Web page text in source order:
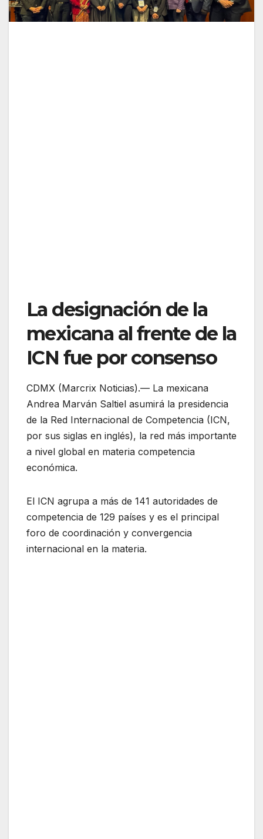
La designación de la
mexicana al frente de la
ICN fue por consenso
CDMX (Marcrix Noticias).— La mexicana
Andrea Marván Saltiel asumirá la presidencia
de la Red Internacional de Competencia (ICN,
por sus siglas en inglés), la red más importante
a nivel global en materia competencia
económica.
El ICN agrupa a más de 141 autoridades de
competencia de 129 países y es el principal
foro de coordinación y convergencia
internacional en la materia.